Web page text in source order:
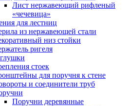
Лист нержавеющий рифленый
«чечевица»
для лестниц
из нержавеющей стали
низ стойки
ригеля
стоек
для поручня к стене
и соединители труб
Поручни деревянные